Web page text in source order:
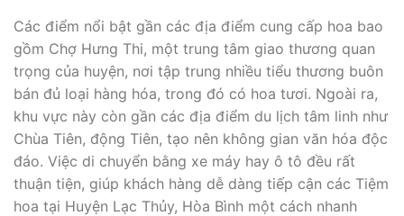
Các điểm nổi bật gần các địa điểm cung cấp hoa bao
gồm Chợ Hưng Thi, một trung tâm giao thương quan
trọng của huyện, nơi tập trung nhiều tiểu thương buôn
bán đủ loại hàng hóa, trong đó có hoa tươi. Ngoài ra,
khu vực này còn gần các địa điểm du lịch tâm linh như
Chùa Tiên, động Tiên, tạo nên không gian văn hóa độc
đáo. Việc di chuyển bằng xe máy hay ô tô đều rất
thuận tiện, giúp khách hàng dễ dàng tiếp cận các Tiệm
hoa tại Huyện Lạc Thủy, Hòa Bình một cách nhanh